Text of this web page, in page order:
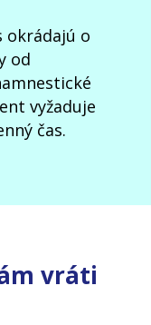
okrádajú o
od
vyžaduje
čas.
vráti